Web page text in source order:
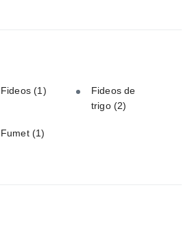
Fideos(1)
Fideos de
trigo(2)
Fumet (1)